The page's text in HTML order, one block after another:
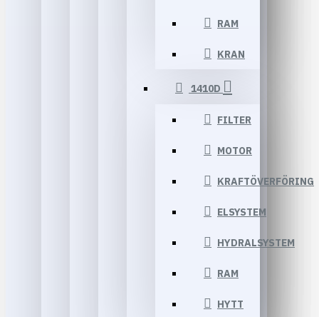
RAM
KRAN
1410D
FILTER
MOTOR
KRAFTÖVERFÖRING
ELSYSTEM
HYDRALSYSTEM
RAM
HYTT